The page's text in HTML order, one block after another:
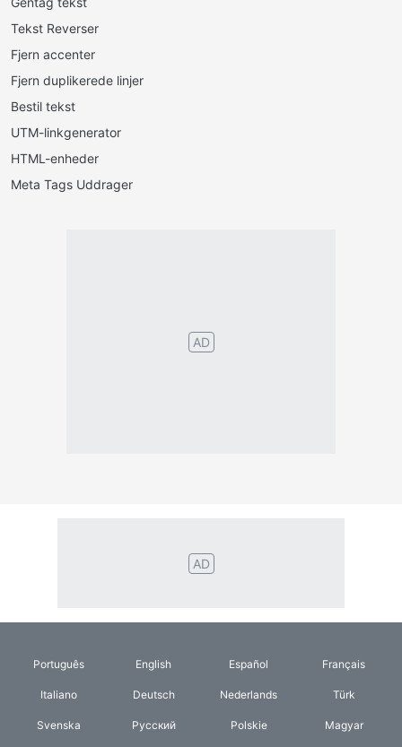
Tekst Reverser
Fjern accenter
Fjern duplikerede linjer
Bestil tekst
UTM-linkgenerator
HTML-enheder
Meta Tags Uddrager